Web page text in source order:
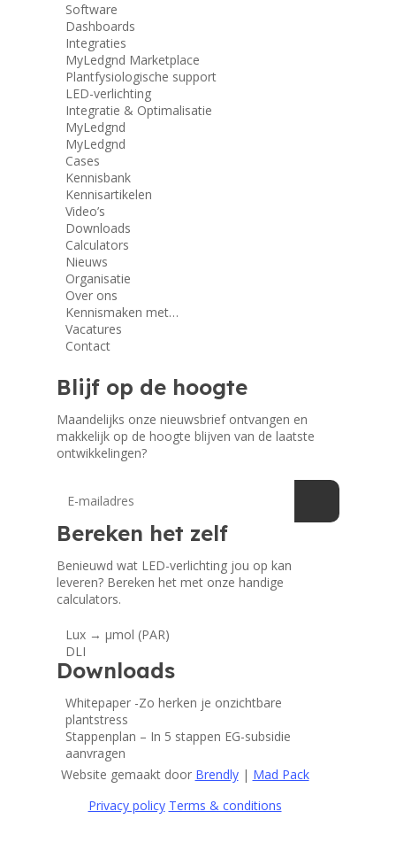
Software
Dashboards
Integraties
MyLedgnd Marketplace
Plantfysiologische support
LED-verlichting
Integratie & Optimalisatie
MyLedgnd
MyLedgnd
Cases
Kennisbank
Kennisartikelen
Video’s
Downloads
Calculators
Nieuws
Organisatie
Over ons
Kennismaken met…
Vacatures
Contact
Blijf op de hoogte
Maandelijks onze nieuwsbrief ontvangen en
makkelijk op de hoogte blijven van de laatste
ontwikkelingen?
Bereken het zelf
Benieuwd wat LED-verlichting jou op kan
leveren? Bereken het met onze handige
calculators.
Lux → μmol (PAR)
DLI
Downloads
Whitepaper -Zo herken je onzichtbare
plantstress
Stappenplan – In 5 stappen EG-subsidie
aanvragen
Website gemaakt door Brendly| Mad Pack
Privacy policy Terms & conditions